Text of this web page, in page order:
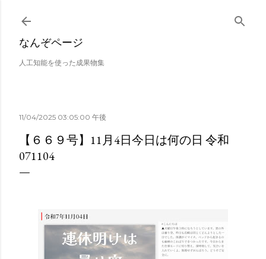
スキップしてメイン コンテンツに移動
なんぞページ
人工知能を使った成果物集
11/04/2025 03:05:00 午後
【６６９号】11月4日今日は何の日 令和
071104